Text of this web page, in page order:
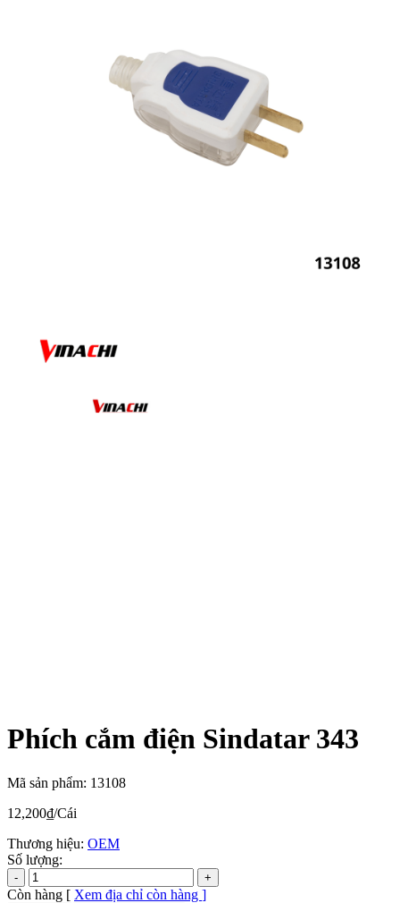
Phích cắm điện Sindatar 343
Mã sản phẩm: 13108
12,200₫/Cái
Thương hiệu: OEM
Số lượng:
Còn hàng [ Xem địa chỉ còn hàng ]